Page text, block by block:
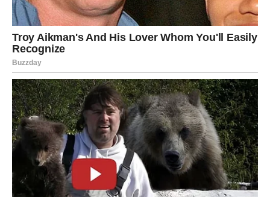
JARAC – OD NAJTEŽEG
PERIODA DO OGROMNOG
USPEHA I SREĆE
Jarac je dugo nosio teret na svojim leđima. Mnogi su od
njega očekivali da bude jak, stabilan i da rešava tuđe
probleme, dok je u sebi vodio najveće bitke. Iako retko